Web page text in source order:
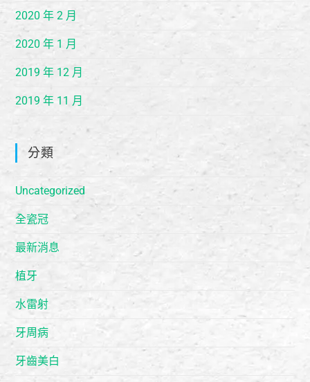
2020 年 2 月
2020 年 1 月
2019 年 12 月
2019 年 11 月
分類
Uncategorized
全瓷冠
最新消息
植牙
水雷射
牙周病
牙齒美白